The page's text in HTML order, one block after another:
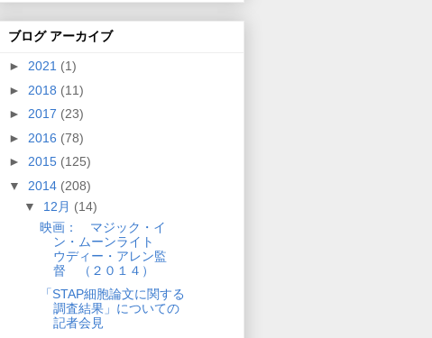
ブログ アーカイブ
► 2021 (1)
► 2018 (11)
► 2017 (23)
► 2016 (78)
► 2015 (125)
▼ 2014 (208)
▼ 12月 (14)
映画： マジック・イ
ン・ムーンライト
ウディー・アレン監
督 （２０１４）
「STAP細胞論文に関する
調査結果」についての
記者会見